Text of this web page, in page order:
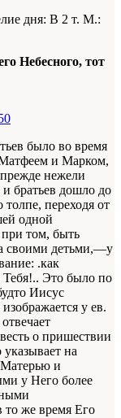
дня: В 2 т. М.:
Небесного, тот
было во время
Матфеем и Марком,
нежели
братьев дошло до
переходя от
одной
том, быть
своими детьми,—у
.как
Тебя!.. Это было по
Иисус
у ев.
о пришествии
на
и
у Него более
то же время Его